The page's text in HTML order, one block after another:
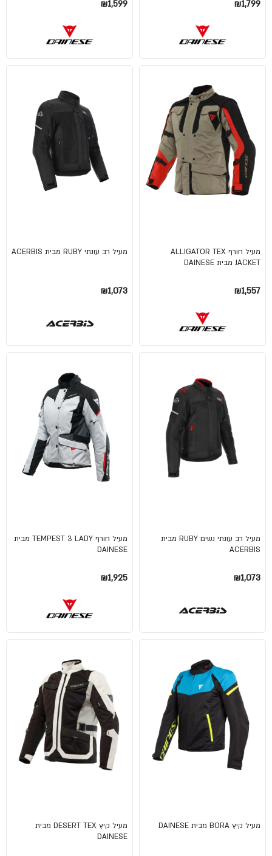
₪1,799
₪1,599
מעיל חורף ALLIGATOR TEX
JACKET מבית DAINESE
₪1,557
מעיל רב עונתי RUBY מבית ACERBIS
₪1,073
מעיל רב עונתי נשים RUBY מבית
ACERBIS
₪1,073
מעיל חורף TEMPEST 3 LADY מבית
DAINESE
₪1,925
מעיל קיץ BORA מבית DAINESE
מעיל קיץ DESERT TEX מבית
DAINESE